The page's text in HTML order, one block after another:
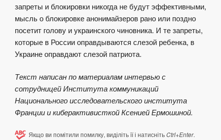
запреты и блокировки никогда не будут эффективными,
мысль о блокировке анонимайзеров рано или поздно
посетит голову и украинского чиновника. И те запреты,
которые в России оправдываются слезой ребенка, в
Украине оправдают слезой патриота.
Текст написан по материалам интервью с
сотрудницей Института коммуникаций
Национального исследовательского института
Франции и киберактивисткой Ксенией Ермошиной.
Якщо ви помітили помилку, виділіть її і натиснітьCtrl+Enter.